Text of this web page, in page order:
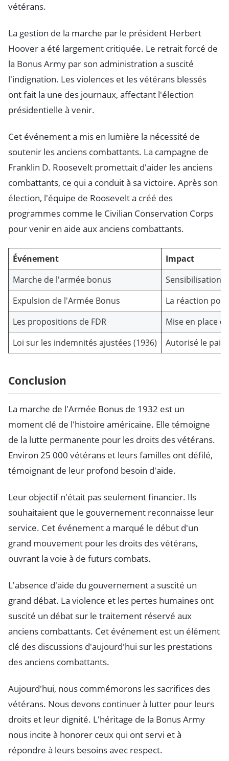
vétérans.
La gestion de la marche par le président Herbert
Hoover a été largement critiquée. Le retrait forcé de
la Bonus Army par son administration a suscité
l'indignation. Les violences et les vétérans blessés
ont fait la une des journaux, affectant l'élection
présidentielle à venir.
Cet événement a mis en lumière la nécessité de
soutenir les anciens combattants. La campagne de
Franklin D. Roosevelt promettait d'aider les anciens
combattants, ce qui a conduit à sa victoire. Après son
élection, l'équipe de Roosevelt a créé des
programmes comme le Civilian Conservation Corps
pour venir en aide aux anciens combattants.
Événement
Impact
Marche de l'armée bonus
Sensibilisation
Expulsion de l'Armée Bonus
La réaction
Les propositions de FDR
Mise en place
Loi sur les indemnités ajustées (1936)
Autorisé le
Conclusion
La marche de l'Armée Bonus de 1932 est un
moment clé de l'histoire américaine. Elle témoigne
de la lutte permanente pour les droits des vétérans.
Environ 25 000 vétérans et leurs familles ont défilé,
témoignant de leur profond besoin d'aide.
Leur objectif n'était pas seulement financier. Ils
souhaitaient que le gouvernement reconnaisse leur
service. Cet événement a marqué le début d'un
grand mouvement pour les droits des vétérans,
ouvrant la voie à de futurs combats.
L'absence d'aide du gouvernement a suscité un
grand débat. La violence et les pertes humaines ont
suscité un débat sur le traitement réservé aux
anciens combattants. Cet événement est un élément
clé des discussions d'aujourd'hui sur les prestations
des anciens combattants.
Aujourd'hui, nous commémorons les sacrifices des
vétérans. Nous devons continuer à lutter pour leurs
droits et leur dignité. L'héritage de la Bonus Army
nous incite à honorer ceux qui ont servi et à
répondre à leurs besoins avec respect.